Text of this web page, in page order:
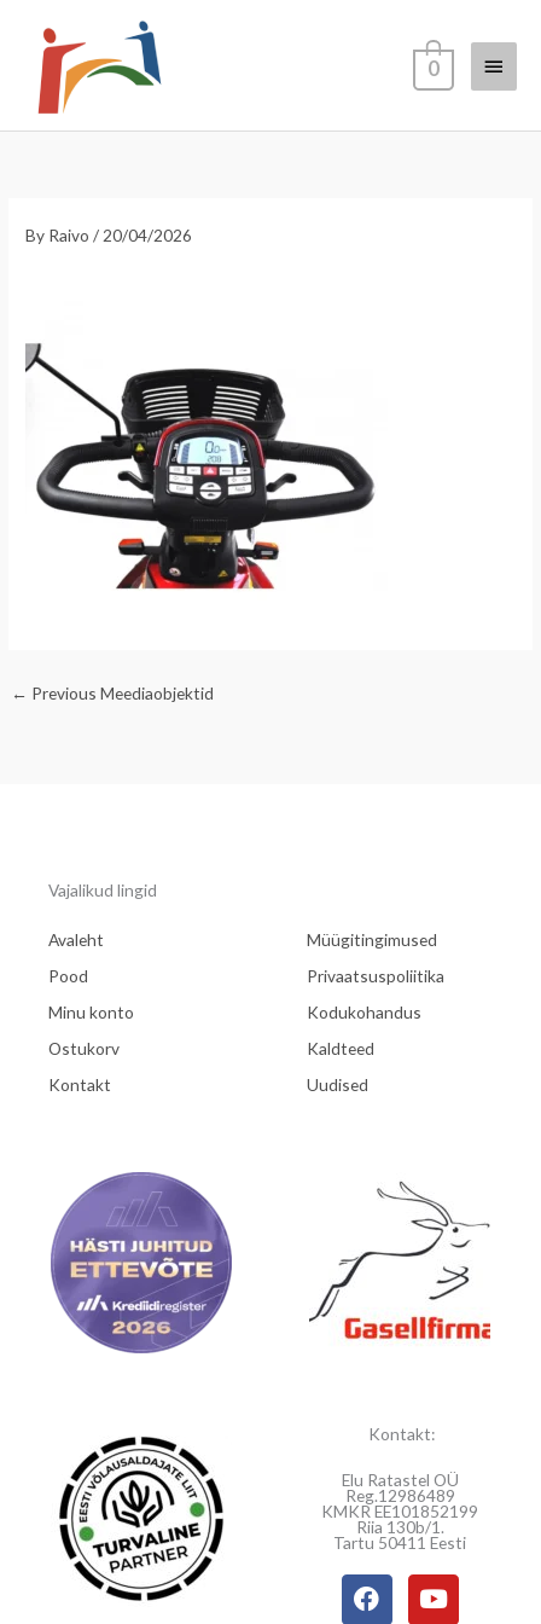
content
Main
Menu
0
By Raivo/ 20/04/2026
← Previous Meediaobjektid
Vajalikud lingid
Avaleht
Pood
Minu konto
Ostukorv
Kontakt
Müügitingimused
Privaatsuspoliitika
Kodukohandus
Kaldteed
Uudised
Kontakt:
Elu Ratastel OÜ
Reg.12986489
KMKR EE101852199
Riia 130b/1.
Tartu 50411 Eesti
F
a
Y
o